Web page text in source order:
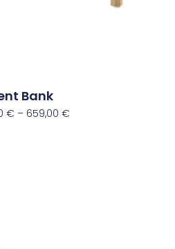
Bank
€ – 659,00 €